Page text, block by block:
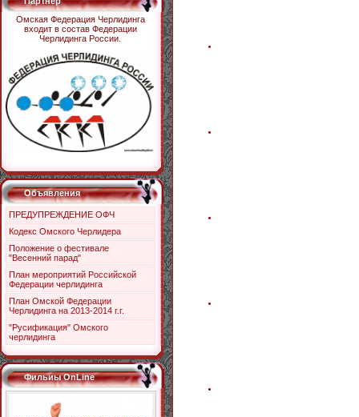
Омская Федерация Черлидинга
входит в состав Федерации
Черлидинга России.
Объявления
ПРЕДУПРЕЖДЕНИЕ ОФЧ
Кодекс Омского Черлидера
Положение о фестивале
"Весенний парад"
План мероприятий Российской
Федерации черлидинга
План Омской Федерации
Черлидинга на 2013-2014 г.г.
"Русификация" Омского
черлидинга
Фильиы OnLine